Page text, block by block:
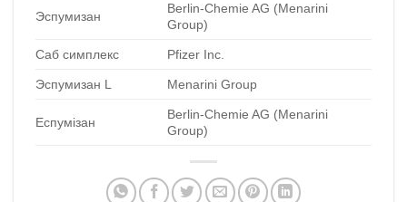
Эспумизан
Berlin-Chemie AG (Menarini
Group)
Саб симплекс Pfizer Inc.
Эспумизан L Menarini Group
Еспумізан
Berlin-Chemie AG (Menarini
Group)